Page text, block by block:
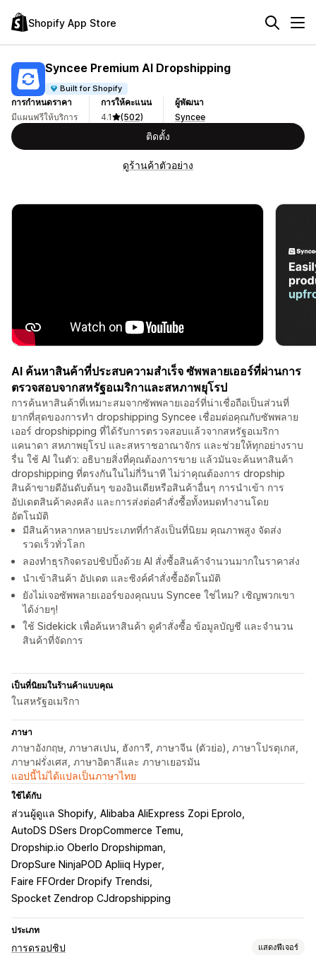
Shopify App Store
Syncee Premium AI Dropshipping
Built for Shopify
การกำหนดราคา
มีแผนฟรีให้บริการ
การให้คะแนน
4.1
(502)
ผู้พัฒนา
Syncee
ติดตั้ง
ดูร้านค้าตัวอย่าง
AI ค้นหาสินค้าที่ประสบความสำเร็จ ซัพพลายเออร์ที่ผ่านการ
ตรวจสอบจากสหรัฐอเมริกาและสหภาพยุโรป
การค้นหาสินค้าที่เหมาะสมจากซัพพลายเออร์ที่น่าเชื่อถือเป็นส่วนที่
ยากที่สุดของการทำ dropshipping Syncee เชื่อมต่อคุณกับซัพพลาย
เออร์ dropshipping ที่ได้รับการตรวจสอบแล้วจากสหรัฐอเมริกา
แคนาดา สหภาพยุโรป และสหราชอาณาจักร และช่วยให้ทุกอย่างราบ
รื่น ใช้ AI ในตัว: อธิบายสิ่งที่คุณต้องการขาย แล้วมันจะค้นหาสินค้า
dropshipping ที่ตรงกันในไม่กี่วินาที ไม่ว่าคุณต้องการ dropship
สินค้าขายดีอันดับต้นๆ ของอินเดียหรือสินค้าอื่นๆ การนำเข้า การ
อัปเดตสินค้าคงคลัง และการส่งต่อคำสั่งซื้อทั้งหมดทำงานโดย
อัตโนมัติ
มีสินค้าหลากหลายประเภทที่กำลังเป็นที่นิยม คุณภาพสูง จัดส่ง
รวดเร็วทั่วโลก
ลองทำธุรกิจดรอปชิปปิ้งด้วย AI สั่งซื้อสินค้าจำนวนมากในราคาส่ง
นำเข้าสินค้า อัปเดต และซิงค์คำสั่งซื้ออัตโนมัติ
ยังไม่เจอซัพพลายเออร์ของคุณบน Syncee ใช่ไหม? เชิญพวกเขา
ได้ง่ายๆ!
ใช้ Sidekick เพื่อค้นหาสินค้า ดูคำสั่งซื้อ ข้อมูลบัญชี และจำนวน
สินค้าที่จัดการ
เป็นที่นิยมในร้านค้าแบบคุณ
ในสหรัฐอเมริกา
ภาษา
ภาษาอังกฤษ, ภาษาสเปน, ฮังการี, ภาษาจีน (ตัวย่อ), ภาษาโปรตุเกส,
ภาษาฝรั่งเศส, ภาษาอิตาลีและ ภาษาเยอรมัน
แอปนี้ไม่ได้แปลเป็นภาษาไทย
ใช้ได้กับ
ส่วนผู้ดูแล Shopify Alibaba AliExpress Zopi Eprolo
AutoDS DSers DropCommerce Temu
Dropship.io Oberlo Dropshipman
DropSure NinjaPOD Apliiq Hyper
Faire FFOrder Dropify Trendsi
Spocket Zendrop CJdropshipping
ประเภท
การดรอปชิป แสดงฟีเจอร์